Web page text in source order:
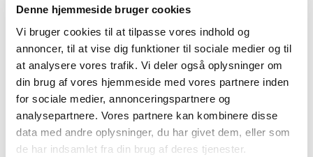
Denne hjemmeside bruger cookies
Vi bruger cookies til at tilpasse vores indhold og
annoncer, til at vise dig funktioner til sociale medier og til
at analysere vores trafik. Vi deler også oplysninger om
din brug af vores hjemmeside med vores partnere inden
for sociale medier, annonceringspartnere og
analysepartnere. Vores partnere kan kombinere disse
data med andre oplysninger, du har givet dem, eller som
de har indsamlet fra din brug af deres tjenester.
trænerkurser, som er vokset i antal i løbet af det
seneste år.
Du kan læse mere om de øvrige e-trænerkurser,
som foreløbig tæller kurserne ’taktisk træning’,
’singletaktik’, ‘doubletaktik’, ’parabadminton
’træning af voksne motionsspillere’ her.